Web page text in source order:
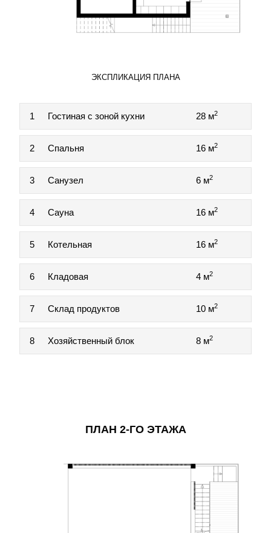
ЭКСПЛИКАЦИЯ ПЛАНА
1 Гостиная с зоной кухни 28 м2
2 Спальня 16 м2
3 Санузел 6 м2
4 Сауна 16 м2
5 Котельная 16 м2
6 Кладовая 4 м2
7 Склад продуктов 10 м2
8 Хозяйственный блок 8 м2
ПЛАН 2-ГО ЭТАЖА